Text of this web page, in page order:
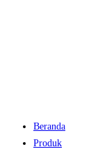
Beranda
Produk